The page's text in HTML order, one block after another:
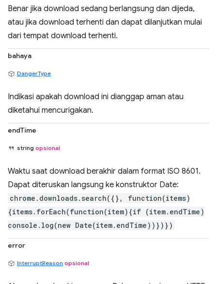
Benar jika download sedang berlangsung dan dijeda,
atau jika download terhenti dan dapat dilanjutkan mulai
dari tempat download terhenti.
bahaya
DangerType
Indikasi apakah download ini dianggap aman atau
diketahui mencurigakan.
endTime
string opsional
Waktu saat download berakhir dalam format ISO 8601.
Dapat diteruskan langsung ke konstruktor Date:
chrome.downloads.search({}, function(items)
{items.forEach(function(item){if (item.endTime)
console.log(new Date(item.endTime))})})
error
InterruptReason opsional